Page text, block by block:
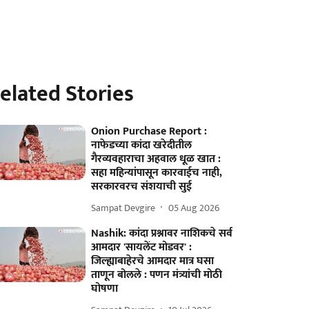
Stories
Onion Purchase Report :
नाफेडच्या कांदा खरेदीतील
गैरव्यवहाराचा अहवाल धूळ खात :
सहा महिन्यांपासून कारवाईच नाही,
सरकारवरच संशयाची सुई
Sampat Devgire 05 Aug 2026
Nashik: कांदा प्रश्नावर नाशिकचे सर्व
आमदार 'सायलेंट मोडवर' :
जिल्ह्याबाहेरचे आमदार मात्र घसा
ताणून बोलले : पणन मंत्र्यांची मोठी
घोषणा